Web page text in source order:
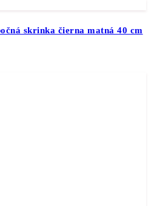
skrinka čierna matná 40 cm